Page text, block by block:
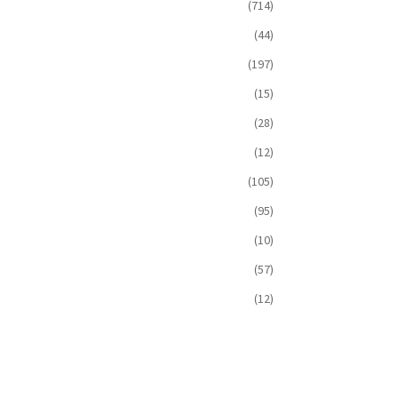
(714)
(44)
(197)
(15)
(28)
(12)
(105)
(95)
(10)
(57)
(12)